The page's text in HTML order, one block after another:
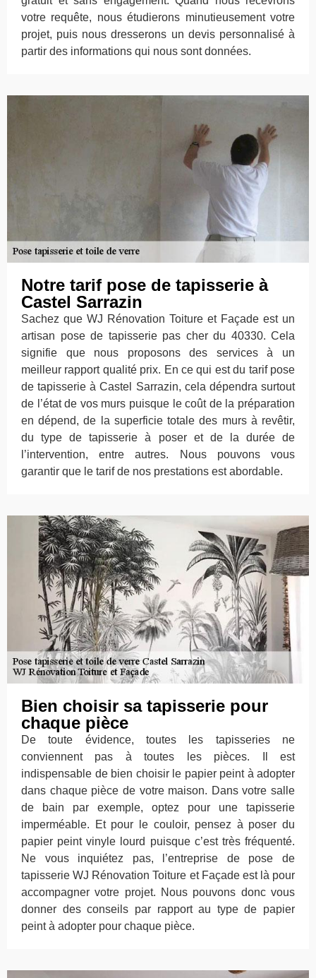
votre requête, nous étudierons minutieusement votre
projet, puis nous dresserons un devis personnalisé à
partir des informations qui nous sont données.
Notre tarif pose de tapisserie à
Castel Sarrazin
Sachez que WJ Rénovation Toiture et Façade est un
artisan pose de tapisserie pas cher du 40330. Cela
signifie que nous proposons des services à un
meilleur rapport qualité prix. En ce qui est du tarif pose
de tapisserie à Castel Sarrazin, cela dépendra surtout
de l’état de vos murs puisque le coût de la préparation
en dépend, de la superficie totale des murs à revêtir,
du type de tapisserie à poser et de la durée de
l’intervention, entre autres. Nous pouvons vous
garantir que le tarif de nos prestations est abordable.
Bien choisir sa tapisserie pour
chaque pièce
De toute évidence, toutes les tapisseries ne
conviennent pas à toutes les pièces. Il est
indispensable de bien choisir le papier peint à adopter
dans chaque pièce de votre maison. Dans votre salle
de bain par exemple, optez pour une tapisserie
imperméable. Et pour le couloir, pensez à poser du
papier peint vinyle lourd puisque c’est très fréquenté.
Ne vous inquiétez pas, l’entreprise de pose de
tapisserie WJ Rénovation Toiture et Façade est là pour
accompagner votre projet. Nous pouvons donc vous
donner des conseils par rapport au type de papier
peint à adopter pour chaque pièce.